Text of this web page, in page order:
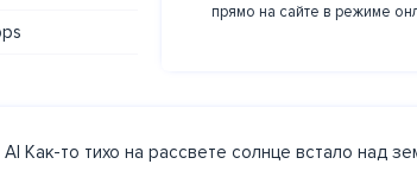
прямо на сайте в режиме
Как-то тихо на рассвете солнце встало над